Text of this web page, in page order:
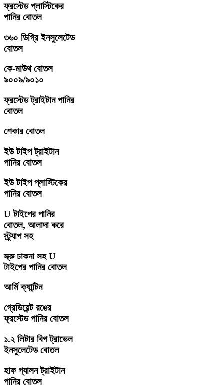
ফ্রস্টেড প্লাস্টিকের
পানির বোতল
৩৬০ ডিগ্রি ইনসুলেটেড
বোতল
কে-মাউথ বোতল
৯০০৯/৯০১০
ফ্রস্টেড ট্রাইটান পানির
বোতল
শেকার বোতল
ইউ টাইপ ট্রাইটান
পানির বোতল
ইউ টাইপ প্লাস্টিকের
পানির বোতল
U টাইপের পানির
বোতল, আলাদা করে
স্ট্র্যাপ সহ
স্ক্রু ঢাকনা সহ U
টাইপের পানির বোতল
আর্মি ক্যান্টিন
গ্রেডিয়েন্ট রঙের
ফ্রস্টেড পানির বোতল
১.২ লিটার বিগ ট্রাভেল
ইনসুলেটেড বোতল
হাফ গ্যালন ট্রাইটান
পানির বোতল